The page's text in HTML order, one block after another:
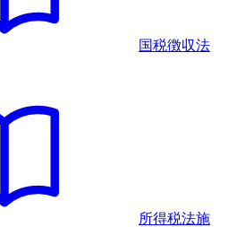
国税徴収法
所得税法施